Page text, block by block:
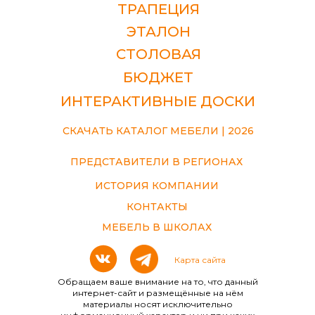
Обращаем ваше внимание на то, что данный
интернет-сайт и размещённые на нём
материалы носят исключительно
Карта сайта
ПРЕДСТАВИТЕЛИ В РЕГИОНАХ
СКАЧАТЬ КАТАЛОГ МЕБЕЛИ | 2026
ИСТОРИЯ КОМПАНИИ
КОНТАКТЫ
МЕБЕЛЬ В ШКОЛАХ
БЮДЖЕТ
ИНТЕРАКТИВНЫЕ ДОСКИ
ЭТАЛОН
ТРАПЕЦИЯ
СТОЛОВАЯ